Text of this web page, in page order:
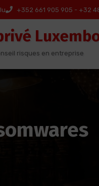
+352 661 905 905 - +32
risques en entreprise